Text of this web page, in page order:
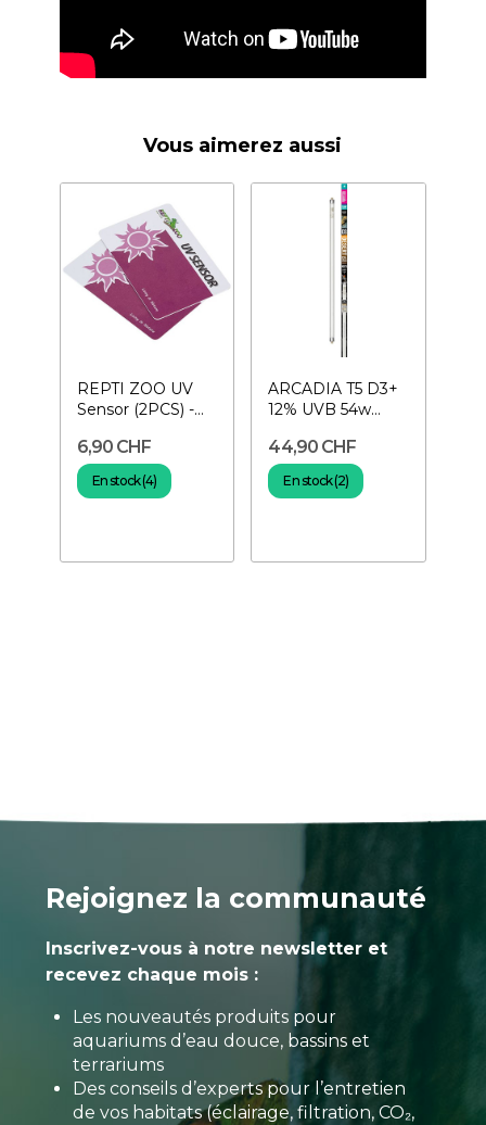
Vous aimerez aussi
REPTI ZOO UV
Sensor (2PCS) -
UV
6,90 CHF
En stock (4)
ARCADIA T5 D3+
12% UVB 54w
néon 115 cm
pour...
44,90 CHF
En stock (2)
Rejoignez la communauté
Inscrivez-vous à notre newsletter et
recevez chaque mois :
Les nouveautés produits pour
aquariums d’eau douce, bassins et
terrariums
Des conseils d’experts pour l’entretien
de vos habitats (éclairage, filtration, CO₂,